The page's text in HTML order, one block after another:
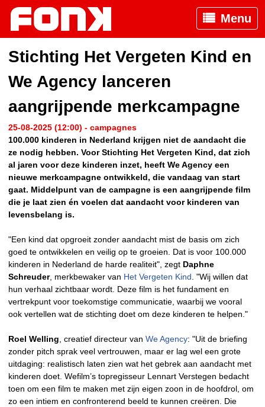
Menu
Stichting Het Vergeten Kind en
We Agency lanceren
aangrijpende merkcampagne
25-08-2025 (12:00) - campagnes
100.000 kinderen in Nederland krijgen niet de aandacht die
ze nodig hebben. Voor Stichting Het Vergeten Kind, dat zich
al jaren voor deze kinderen inzet, heeft We Agency een
nieuwe merkcampagne ontwikkeld, die vandaag van start
gaat. Middelpunt van de campagne is een aangrijpende film
die je laat zien én voelen dat aandacht voor kinderen van
levensbelang is.
"Een kind dat opgroeit zonder aandacht mist de basis om zich
goed te ontwikkelen en veilig op te groeien. Dat is voor 100.000
kinderen in Nederland de harde realiteit", zegt Daphne
Schreuder, merkbewaker van Het Vergeten Kind . "Wij willen dat
hun verhaal zichtbaar wordt. Deze film is het fundament en
vertrekpunt voor toekomstige communicatie, waarbij we vooral
ook vertellen wat de stichting doet om deze kinderen te helpen."
Roel Welling , creatief directeur van We Agency: "Uit de briefing
zonder pitch sprak veel vertrouwen, maar er lag wel een grote
uitdaging: realistisch laten zien wat het gebrek aan aandacht met
kinderen doet. Wefilm’s topregisseur Lennart Verstegen bedacht
toen om een film te maken met zijn eigen zoon in de hoofdrol, om
zo een intiem en confronterend beeld te kunnen creëren. Die